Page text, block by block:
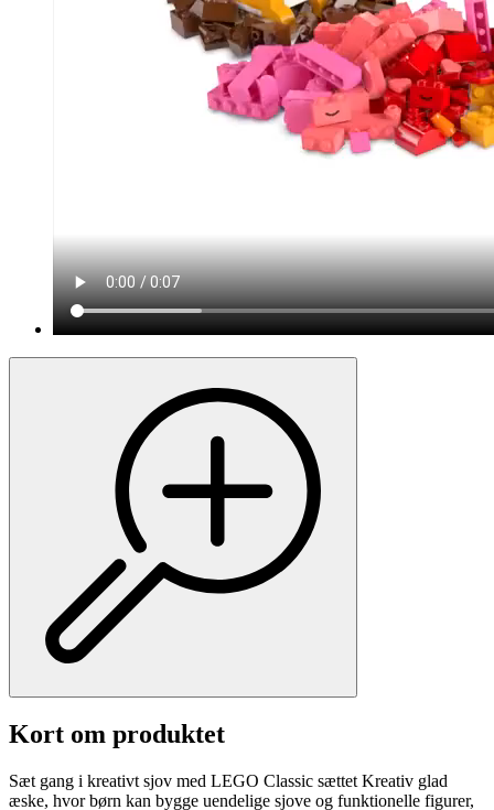
Kort om produktet
Sæt gang i kreativt sjov med LEGO Classic sættet Kreativ glad
æske, hvor børn kan bygge uendelige sjove og funktionelle figurer,